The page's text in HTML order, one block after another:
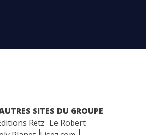
SITES DU GROUPE
Retz Le Robert